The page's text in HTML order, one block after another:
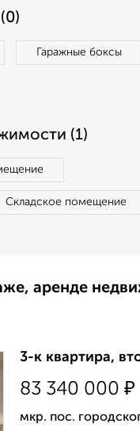
Гаражные боксы
(1)
Складское помещение
аренде
3-к квартира,
83 340 000 ₽
мкр. пос.